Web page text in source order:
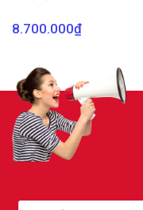
8.700.000₫